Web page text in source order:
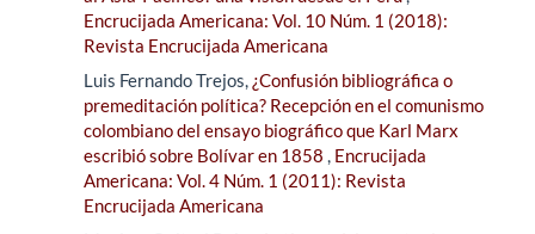
Encrucijada Americana: Vol. 10 Núm. 1 (2018):
Revista Encrucijada Americana
Luis Fernando Trejos, ¿Confusión bibliográfica o
premeditación política? Recepción en el comunismo
colombiano del ensayo biográfico que Karl Marx
escribió sobre Bolívar en 1858 , Encrucijada
Americana: Vol. 4 Núm. 1 (2011): Revista
Encrucijada Americana